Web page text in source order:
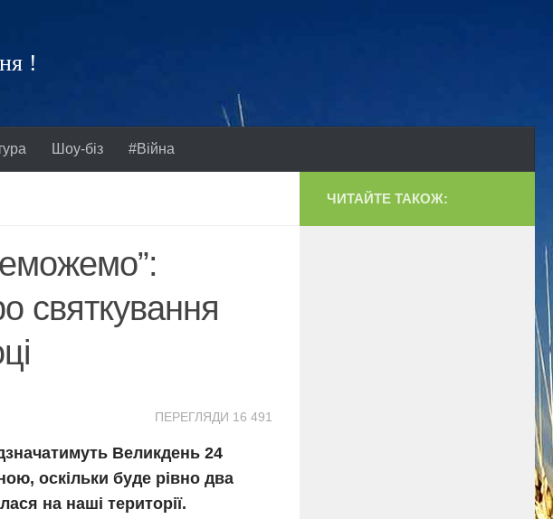
!
Шоу-біз #Війна
святкування
ПЕРЕГЛЯДИ 16 491
Великдень 24
оскільки буде рівно два
на наші території.
ЧИТАЙТЕ ТАКОЖ: